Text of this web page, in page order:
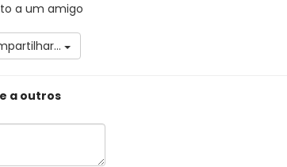
a um amigo
a outros